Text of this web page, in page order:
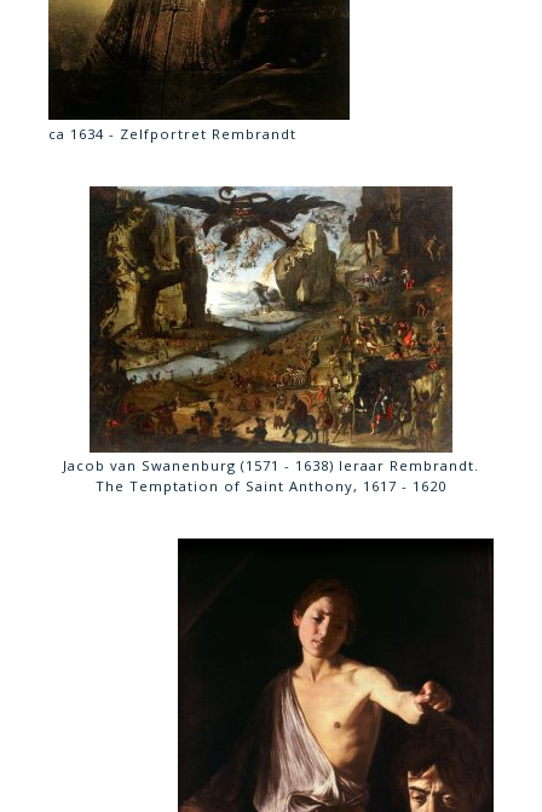
ca 1634 - Zelfportret Rembrandt
Jacob van Swanenburg (1571 - 1638) leraar Rembrandt.
The Temptation of Saint Anthony, 1617 - 1620